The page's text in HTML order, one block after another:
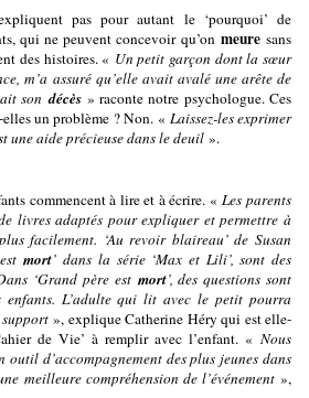
pas pour autant le ‘pourquoi’ de
qui ne peuvent concevoir qu’on meuresans
des histoires. « Un petit garçon dont la sœur
m’a assuré qu’elle avait avalé une arête de
sondécès» raconte notre psychologue. Ces
un problème ? Non. « Laissez-les exprimer
une aide précieuse dans le deuil ».
commencent à lire et à écrire. «Les parents
livres adaptés pour expliquer et permettre à
facilement. ‘Au revoir blaireau’ de Susan
estmort’ dans la série ‘Max et Lili’, sont des
‘Grand père est mort’, des questions sont
enfants. L’adulte qui lit avec le petit pourra
», explique Catherine Héry qui est elle-
de Vie’ à remplir avec l’enfant. « Nous
outil d’accompagnement des plus jeunes dans
meilleure compréhension de l’événement»,